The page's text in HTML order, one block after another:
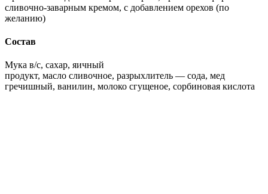
сливочно-заварным кремом, с добавлением орехов (по
желанию)
Состав
Мука в/с, сахар, яичный
продукт, масло сливочное, разрыхлитель — сода, мед
гречишный, ванилин, молоко сгущеное, сорбиновая кислота